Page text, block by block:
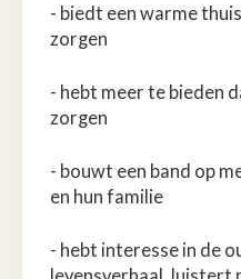
- biedt een warme
zorgen
- hebt meer te bieden
zorgen
- bouwt een band op
en hun familie
- hebt interesse in de